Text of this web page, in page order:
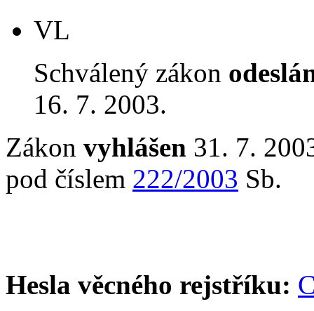
VL
Schválený zákon
16. 7. 2003.
Zákon vyhlášen 31. 7.
pod číslem 222/2003 Sb.
Hesla věcného rejstříku: